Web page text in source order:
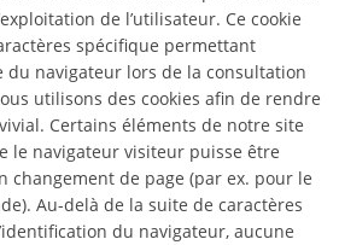
de l’utilisateur. Ce cookie
spécifique permettant
du navigateur lors de la consultation
utilisons des cookies afin de rendre
Certains éléments de notre site
le navigateur visiteur puisse être
changement de page (par ex. pour le
Au-delà de la suite de caractères
du navigateur, aucune